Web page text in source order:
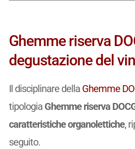
Ghemme riserva
degustazione del
Il disciplinare della Ghemme
tipologia Ghemme riserva
caratteristiche organolettiche,
seguito.